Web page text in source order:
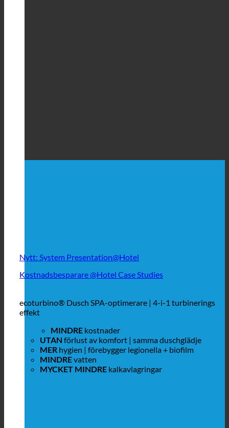
Nytt: System Presentation@Hotel
Kostnadsbesparare @Hotel Case Studies
ecoturbino® Dusch SPA-optimerare | 4-i-1 turbinerings
effekt
MINDREkostnader
UTAN förlust av komfort | samma duschglädje
MER hygien | förebygger legionella + biofilm
MINDREvatten
MYCKET MINDRE kalkavlagringar